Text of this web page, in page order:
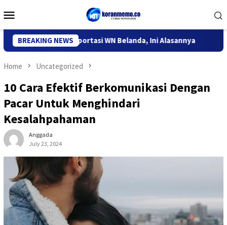
to
Menu
BREAKING NEWS
Kediri Deportasi WN Belanda, Ini Alasannya 9 Desa di
Home Uncategorized
10 Cara Efektif Berkomunikasi Dengan
Pacar Untuk Menghindari
Kesalahpahaman
Anggada
July 23, 2024